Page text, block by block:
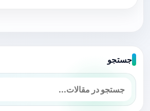
جستجو